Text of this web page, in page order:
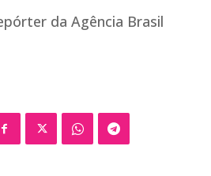
da Agência Brasil